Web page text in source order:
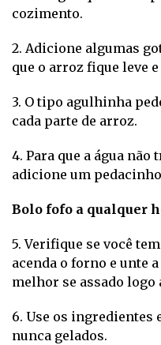
cozimento.
2. Adicione algumas
que o arroz fique leve
3. O tipo agulhinha
cada parte de arroz.
4. Para que a água não
adicione um
Bolo fofo a qualquer
5. Verifique se você
acenda o forno e unte
melhor se assado logo
6. Use os ingredientes
nunca gelados.